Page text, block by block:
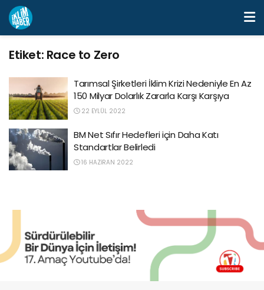
Etiket: Race to Zero
Tarımsal Şirketleri İklim Krizi Nedeniyle En Az
150 Milyar Dolarlık Zararla Karşı Karşıya
22 EYLÜL 2022
BM Net Sıfır Hedefleri için Daha Katı
Standartlar Belirledi
16 HAZIRAN 2022